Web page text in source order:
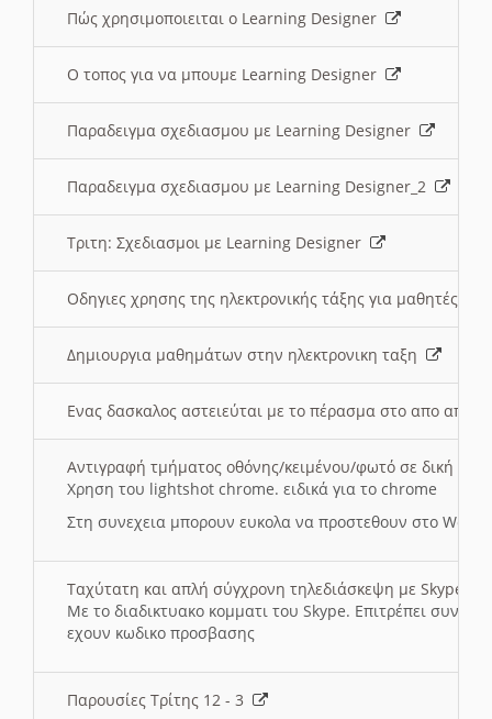
Πώς χρησιμοποιειται ο Learning Designer
O τοπος για να μπουμε Learning Designer
Παραδειγμα σχεδιασμου με Learning Designer
Παραδειγμα σχεδιασμου με Learning Designer_2
Τριτη: Σχεδιασμοι με Learning Designer
Οδηγιες χρησης της ηλεκτρονικής τάξης για μαθητές
Δημιουργια μαθημάτων στην ηλεκτρονικη ταξη
Ενας δασκαλος αστειεύται με το πέρασμα στο απο
Αντιγραφή τμήματος οθόνης/κειμένου/φωτό σε δική
Χρηση του lightshot chrome. ειδικά για το chrome
Στη συνεχεια μπορουν ευκολα να προστεθουν στο Word
Ταχύτατη και απλή σύγχρονη τηλεδιάσκεψη με Skype
Με το διαδικτυακο κομματι του Skype. Επιτρέπει
εχουν κωδικο προσβασης
Παρουσίες Τρίτης 12 - 3